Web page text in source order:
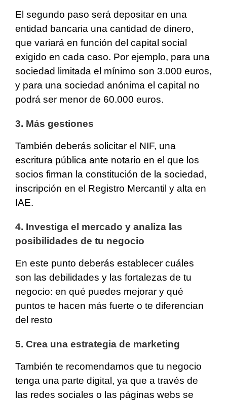
El segundo paso será depositar en una
entidad bancaria una cantidad de dinero,
que variará en función del capital social
exigido en cada caso. Por ejemplo, para una
sociedad limitada el mínimo son 3.000 euros,
y para una sociedad anónima el capital no
podrá ser menor de 60.000 euros.
3. Más gestiones
También deberás solicitar el NIF, una
escritura pública ante notario en el que los
socios firman la constitución de la sociedad,
inscripción en el Registro Mercantil y alta en
IAE.
4. Investiga el mercado y analiza las
posibilidades de tu negocio
En este punto deberás establecer cuáles
son las debilidades y las fortalezas de tu
negocio: en qué puedes mejorar y qué
puntos te hacen más fuerte o te diferencian
del resto
5. Crea una estrategia de marketing
También te recomendamos que tu negocio
tenga una parte digital, ya que a través de
las redes sociales o las páginas webs se